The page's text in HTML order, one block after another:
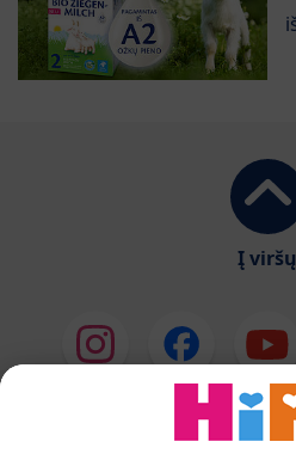
Į viršų
HiPP Pieno mišiniai